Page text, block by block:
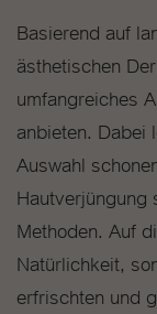
Basierend auf
ästhetischen
umfangreiches
anbieten. Dabei
Auswahl
Methoden. Auf
Natürlichkeit,
erfrischten und